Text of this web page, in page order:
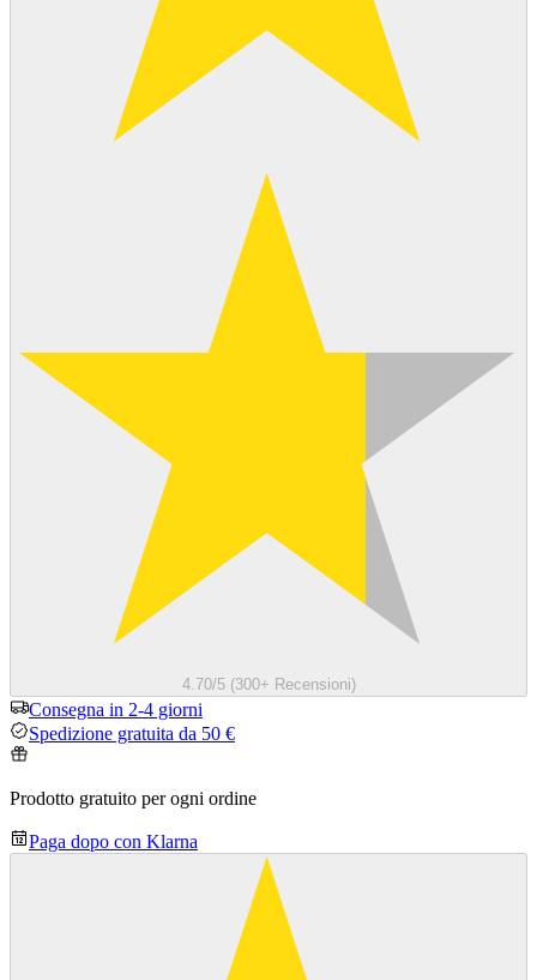
4.70/5 (300+ Recensioni)
Consegna in 2-4 giorni
Spedizione gratuita da 50 €
Prodotto gratuito per ogni ordine
Paga dopo con Klarna